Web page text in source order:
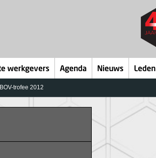
werkgevers Agenda Nieuws Leden
trofee 2012